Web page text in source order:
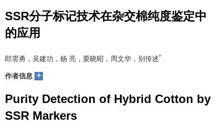
SSR分子标记技术在杂交棉纯度鉴定中
的应用
郎需勇，吴建功，杨 亮，栗晓昭，周文华，别传述*
作者信息 +
Purity Detection of Hybrid Cotton by
SSR Markers